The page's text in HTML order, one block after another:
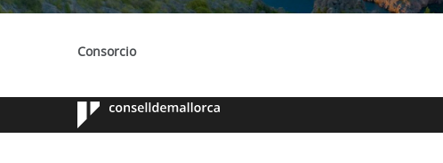
Consorcio
Consell de
Mallorca